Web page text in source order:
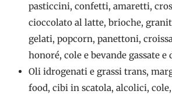
pasticcini, confetti, amaretti,
cioccolato al latte, brioche,
gelati, popcorn, panettoni,
honoré, cole e bevande gassate e
Oli idrogenati e grassi trans,
food, cibi in scatola, alcolici,